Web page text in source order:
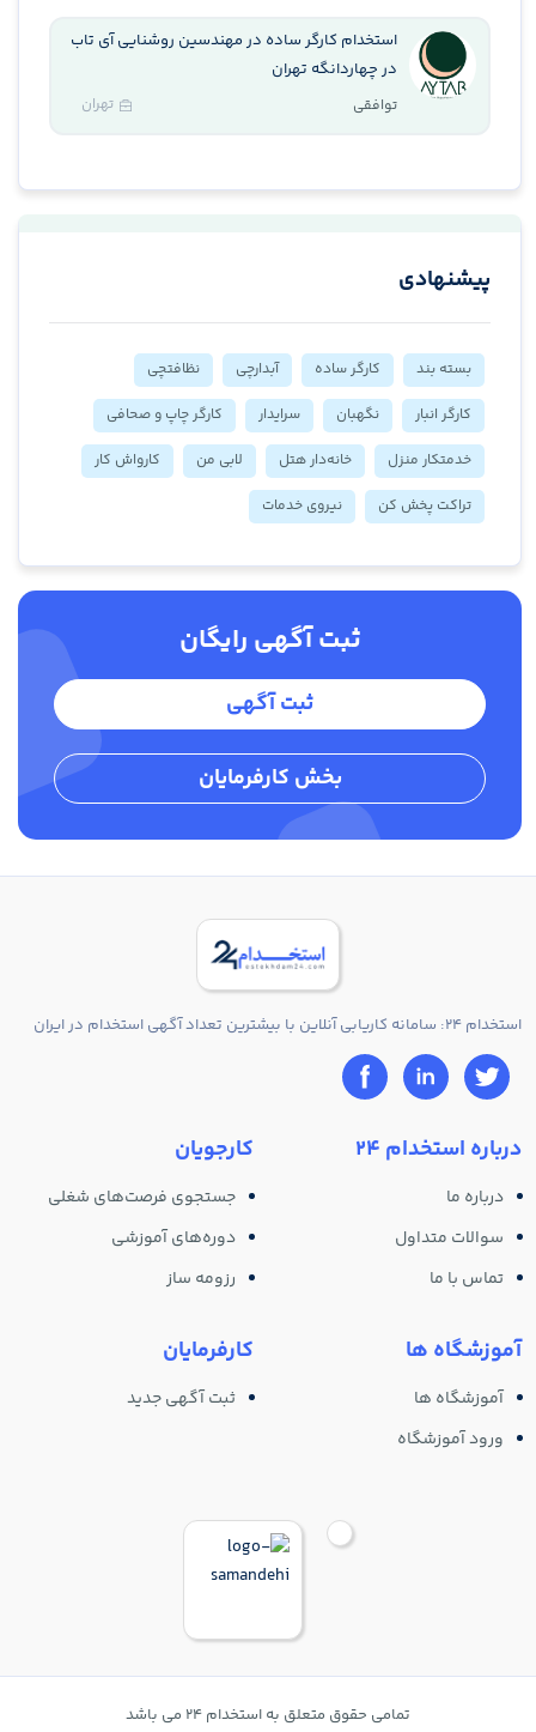
استخدام کارگر ساده در مهندسین روشنایی آی تاب
در چهاردانگه تهران
توافقی تهران
پیشنهادی
بسته بند کارگر ساده آبدارچی
نظافتچی
کارگر انبار
نگهبان سرایدار
کارگر چاپ و صحافی
خدمتکار منزل
خانه‌دار هتل لابی من
کارواش کار
تراکت پخش کن
نیروی خدمات
ثبت آگهی رایگان
ثبت آگهی
بخش کارفرمایان
استخدام 24: سامانه کاریابی آنلاین با بیشترین تعداد آگهی استخدام در ایران
درباره استخدام 24
درباره ما
سوالات متداول
تماس با ما
آموزشگاه ها
آموزشگاه ها
ورود آموزشگاه
کارجویان
جستجوی فرصت‌های شغلی
دوره‌های آموزشی
رزومه ساز
کارفرمایان
ثبت آگهی جدید
تمامی حقوق متعلق به استخدام 24 می باشد